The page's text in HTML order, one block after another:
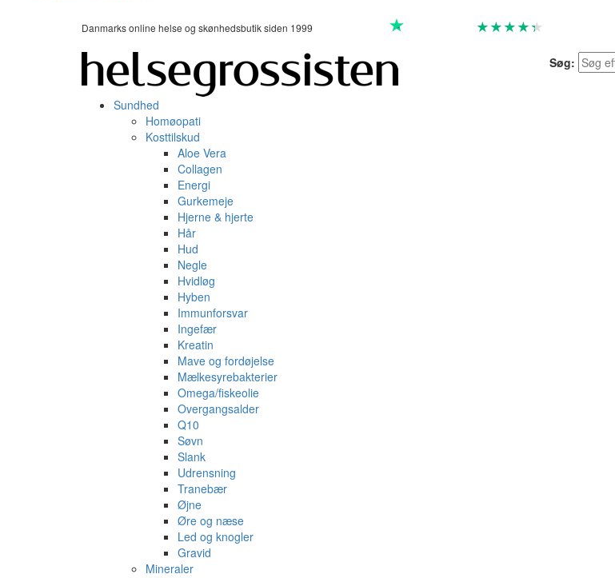
Danmarks online helse og skønhedsbutik siden 1999 ★ ★ ★ ★★
Søg:
Sundhed
Homøopati
Kosttilskud
Aloe Vera
Collagen
Energi
Gurkemeje
Hjerne & hjerte
Hår
Hud
Negle
Hvidløg
Hyben
Immunforsvar
Ingefær
Kreatin
Mave og fordøjelse
Mælkesyrebakterier
Omega/fiskeolie
Overgangsalder
Q10
Søvn
Slank
Udrensning
Tranebær
Øjne
Øre og næse
Led og knogler
Gravid
Mineraler